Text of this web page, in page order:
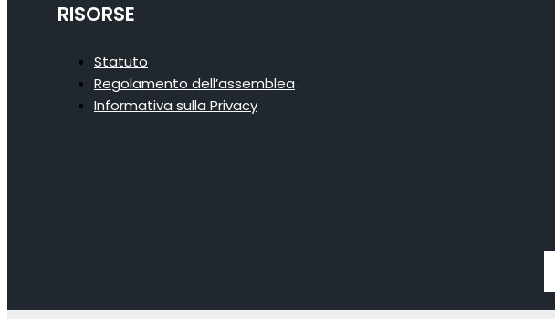
RISORSE
Statuto
Regolamento dell’assemblea
Informativa sulla Privacy